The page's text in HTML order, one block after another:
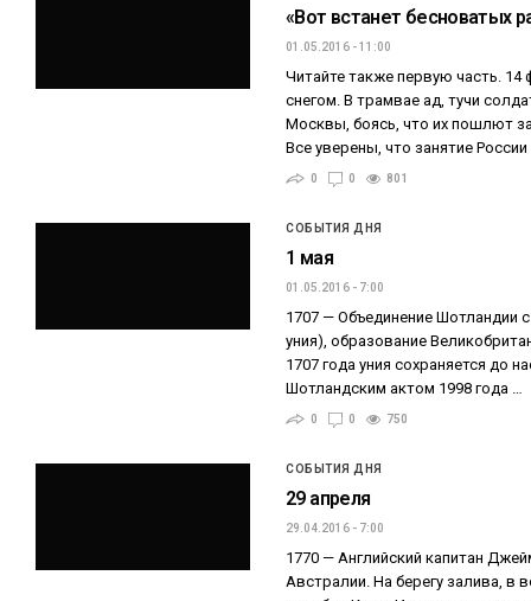
«Вот встанет бесноватых
01.05.2016 - 11:00
Читайте также первую часть.
снегом. В трамвае ад, тучи
Москвы, боясь, что их пошлют
Все уверены, что занятие
0 0 801
СОБЫТИЯ ДНЯ
1 мая
01.05.2016 - 7:00
1707 — Объединение Шотландии
уния), образование
1707 года уния сохраняется до
Шотландским актом 1998 года …
0 0 750
СОБЫТИЯ ДНЯ
29 апреля
29.04.2016 - 7:00
1770 — Английский капитан
Австралии. На берегу залива, в